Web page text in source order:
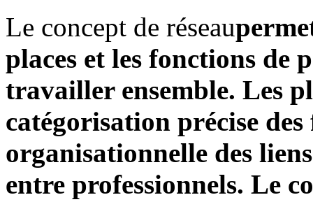
Le concept de réseau
places et les fonctions de
travailler ensemble. Les
catégorisation précise
organisationnelle des
entre professionnels. Le